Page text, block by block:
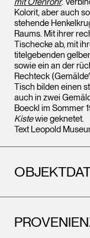
Kolorit, aber auch
stehende
Raums. Mit ihrer
Tischecke ab, mit
titelgebenden
sowie ein an der
Rechteck
Tisch bilden einen
auch in zwei
Boeckl im Sommer
Kistewie geknetet.
Text Leopold